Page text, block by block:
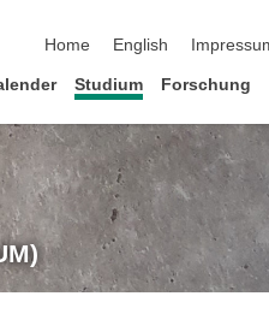
Home
English
Studium Forschung